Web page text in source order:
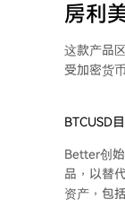
房利
这款产品
受加密货
BTCUSD
Better创
品，以替
资产，包